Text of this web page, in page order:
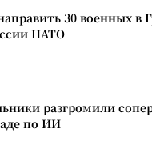
30 военных в
НАТО
разгромили
по ИИ